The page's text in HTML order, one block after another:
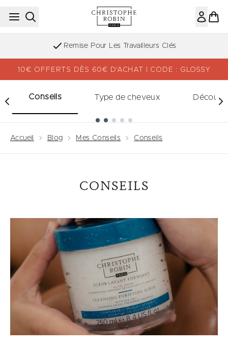
Passer au contenu principal
Remise Pour Les Travailleurs Clés
10€ OFFERTS DÈS 60€ D’ACHAT | CODE : GLOSSY
Conseils Type de cheveux
Accueil Blog Mes Conseils Conseils
CONSEILS